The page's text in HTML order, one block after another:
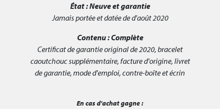
État :Neuve et garantie
Jamais portée et datée de d'août 2020
Contenu :Complète
Certificat de garantie original de 2020, bracelet
caoutchouc supplémentaire, facture d'origine, livret
de garantie, mode d'emploi, contre-boîte et écrin
En cas d'achat gagne :